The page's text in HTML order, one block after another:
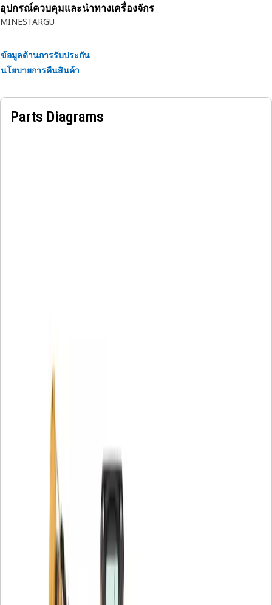
สายไฟโคแอกเชียลใช้สําหรับแยกไฟฟ้าระหว่างสัญญาณและ
กราวด์
อุปกรณ์ควบคุมและนำทางเครื่องจักร
MINESTARGU
ข้อมูลด้านการรับประกัน
นโยบายการคืนสินค้า
Parts Diagrams